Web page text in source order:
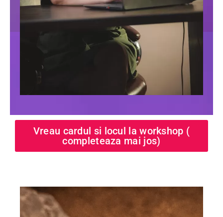
Vreau cardul si locul la workshop (
completeaza mai jos)